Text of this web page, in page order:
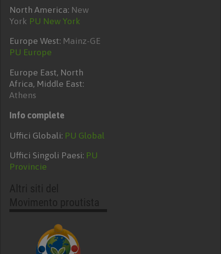
North America: New
York PU New York
Europe West: Mainz-GE
PU Europe
Europe East, North
Africa, Middle East:
Athens
Info complete
Uffici Globali: PU Global
Uffici Singoli Paesi: PU
Provincie